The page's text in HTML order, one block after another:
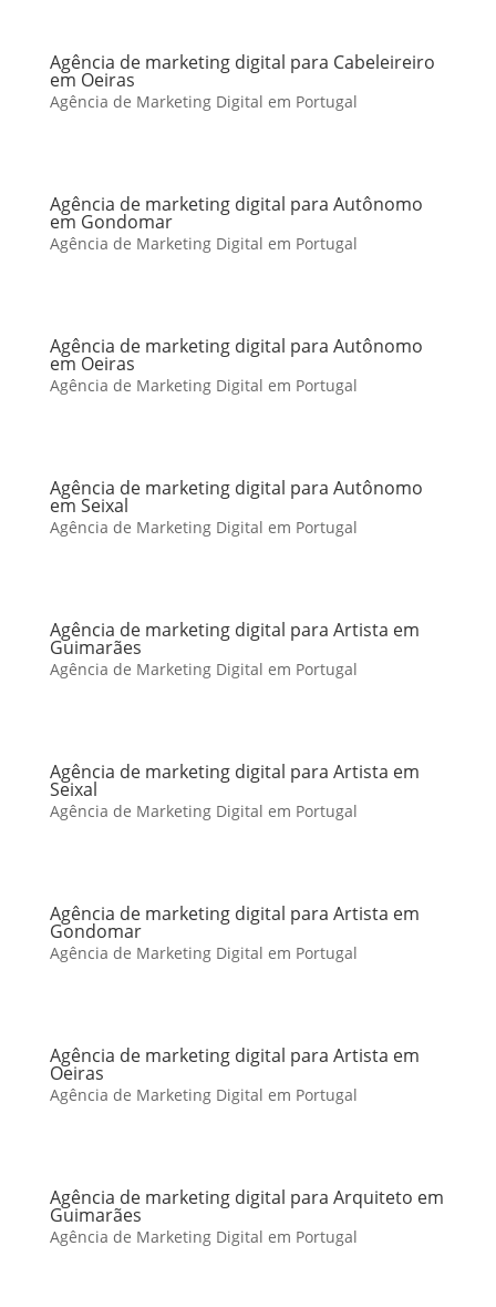
Agência de marketing digital para Cabeleireiro
em Oeiras
Agência de Marketing Digital em Portugal
Agência de marketing digital para Autônomo
em Gondomar
Agência de Marketing Digital em Portugal
Agência de marketing digital para Autônomo
em Oeiras
Agência de Marketing Digital em Portugal
Agência de marketing digital para Autônomo
em Seixal
Agência de Marketing Digital em Portugal
Agência de marketing digital para Artista em
Guimarães
Agência de Marketing Digital em Portugal
Agência de marketing digital para Artista em
Seixal
Agência de Marketing Digital em Portugal
Agência de marketing digital para Artista em
Gondomar
Agência de Marketing Digital em Portugal
Agência de marketing digital para Artista em
Oeiras
Agência de Marketing Digital em Portugal
Agência de marketing digital para Arquiteto em
Guimarães
Agência de Marketing Digital em Portugal